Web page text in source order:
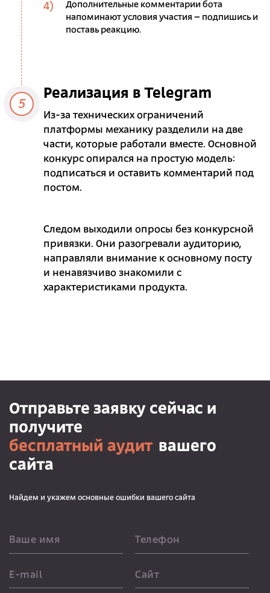
Дополнительные комментарии бота
напоминают условия участия – подпишись и
поставь реакцию.
5
Реализация в Telegram
Из-за технических ограничений
платформы механику разделили на две
части, которые работали вместе. Основной
конкурс опирался на простую модель:
подписаться и оставить комментарий под
постом.
Следом выходили опросы без конкурсной
привязки. Они разогревали аудиторию,
направляли внимание к основному посту
и ненавязчиво знакомили с
характеристиками продукта.
Отправьте заявку сейчас и
получите
бесплатный аудит вашего
сайта
Найдем и укажем основные ошибки вашего сайта
Ваше имя Телефон
E-mail Сайт